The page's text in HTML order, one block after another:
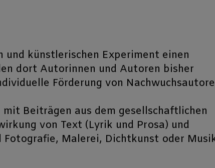
künstlerischen Experiment einen
dort Autorinnen und Autoren bisher
Förderung von
Beiträgen aus dem gesellschaftlichen
von Text (Lyrik und Prosa) und
Malerei, Dichtkunst oder